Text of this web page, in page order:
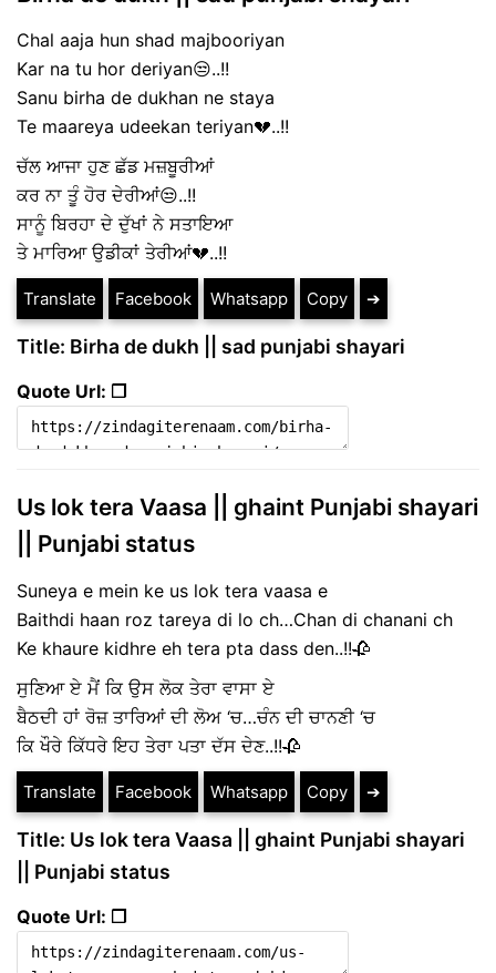
Chal aaja hun shad majbooriyan
Kar na tu hor deriyan😒..!!
Sanu birha de dukhan ne staya
Te maareya udeekan teriyan💔..!!
ਚੱਲ ਆਜਾ ਹੁਣ ਛੱਡ ਮਜ਼ਬੂਰੀਆਂ
ਕਰ ਨਾ ਤੂੰ ਹੋਰ ਦੇਰੀਆਂ😒..!!
ਸਾਨੂੰ ਬਿਰਹਾ ਦੇ ਦੁੱਖਾਂ ਨੇ ਸਤਾਇਆ
ਤੇ ਮਾਰਿਆ ਉਡੀਕਾਂ ਤੇਰੀਆਂ💔..!!
Translate Facebook Whatsapp Copy ➔
Title: Birha de dukh || sad punjabi shayari
Quote Url: ❐
Us lok tera Vaasa || ghaint Punjabi shayari
|| Punjabi status
Suneya e mein ke us lok tera vaasa e
Baithdi haan roz tareya di lo ch…Chan di chanani ch
Ke khaure kidhre eh tera pta dass den..!!🥀
ਸੁਣਿਆ ਏ ਮੈਂ ਕਿ ਉਸ ਲੋਕ ਤੇਰਾ ਵਾਸਾ ਏ
ਬੈਠਦੀ ਹਾਂ ਰੋਜ਼ ਤਾਰਿਆਂ ਦੀ ਲੋਅ ‘ਚ…ਚੰਨ ਦੀ ਚਾਨਣੀ ‘ਚ
ਕਿ ਖੌਰੇ ਕਿੱਧਰੇ ਇਹ ਤੇਰਾ ਪਤਾ ਦੱਸ ਦੇਣ..!!🥀
Translate Facebook Whatsapp Copy ➔
Title: Us lok tera Vaasa || ghaint Punjabi shayari
|| Punjabi status
Quote Url: ❐